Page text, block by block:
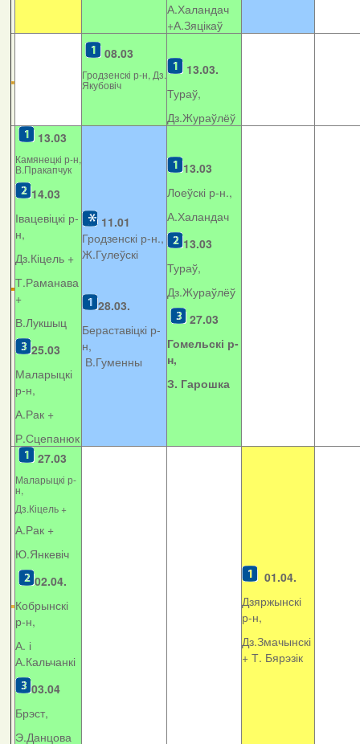
А.Халандач
+А.Зяцікаў
08.03
Гродзенскі р-н, Дз.
Якубовіч
13.03.
Тураў,
Дз.Жураўлёў
13.03
Камянецкі р-н,
В.Пракапчук
14.03
Івацевіцкі р-
н,
Дз.Кіцель +
Т.Раманава
+
В.Лукшыц
25.03
Маларыцкі
р-н,
А.Рак +
Р.Сцепанюк
11.01
Гродзенскі р-н.,
Ж.Гулеўскі
28.03.
Бераставіцкі р-
н,
В.Гуменны
13.03
Лоеўскі р-н.,
А.Халандач
13.03
Тураў,
Дз.Жураўлёў
27.03
Гомельскі р-
н,
З. Гарошка
27.03
Маларыцкі р-
н,
Дз.Кіцель +
А.Рак +
Ю.Янкевіч
02.04.
Кобрынскі
р-н,
А. і
А.Кальчанкі
03.04
Брэст,
Э.Данцова
01.04.
Дзяржынскі
р-н,
Дз.Змачынскі
+ Т. Бярэзік